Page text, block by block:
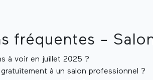
fréquentes -
à voir en juillet 2025 ?
à un salon professionnel ?